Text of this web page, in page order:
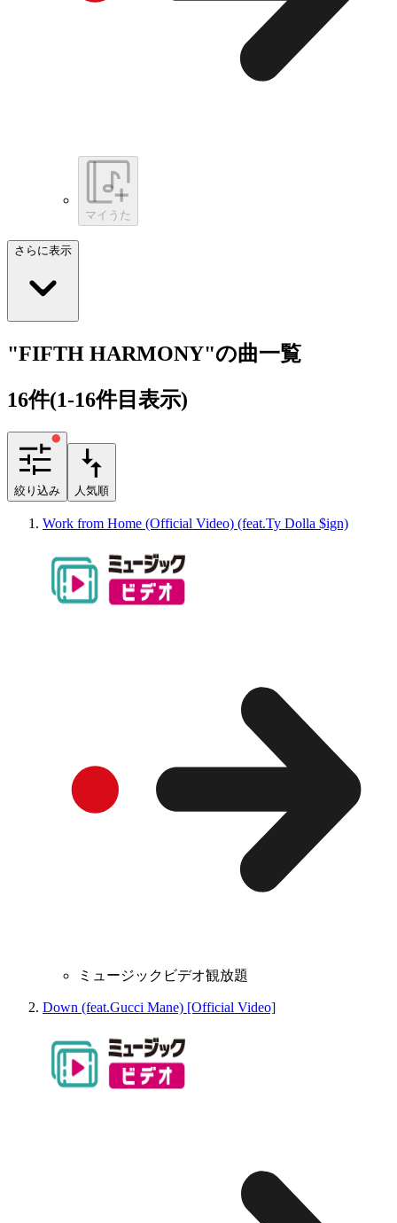
マイうた
さらに表示
"FIFTH HARMONY"の曲一覧
16件(1-16件目表示)
絞り込み 人気順
Work from Home (Official Video) (feat.Ty Dolla $ign)
ミュージックビデオ観放題
Down (feat.Gucci Mane) [Official Video]